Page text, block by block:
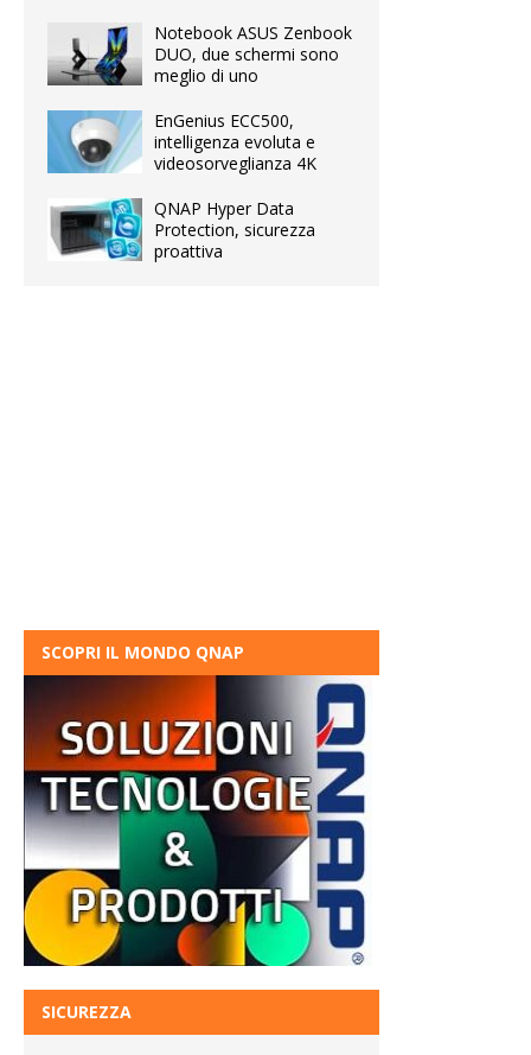
Notebook ASUS Zenbook
DUO, due schermi sono
meglio di uno
EnGenius ECC500,
intelligenza evoluta e
videosorveglianza 4K
QNAP Hyper Data
Protection, sicurezza
proattiva
SCOPRI IL MONDO QNAP
SICUREZZA